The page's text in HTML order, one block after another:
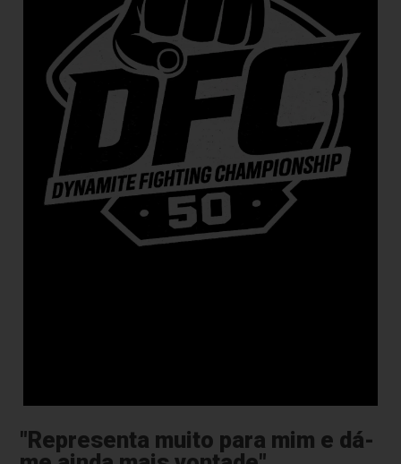
"Representa muito para mim e dá-